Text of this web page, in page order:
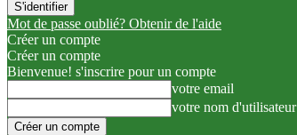
Mot de passe oublié? Obtenir de l'aide
Créer un compte
Créer un compte
Bienvenue! s'inscrire pour un compte
votre email
votre nom d'utilisateur